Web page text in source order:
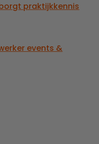
praktijkkennis
events &